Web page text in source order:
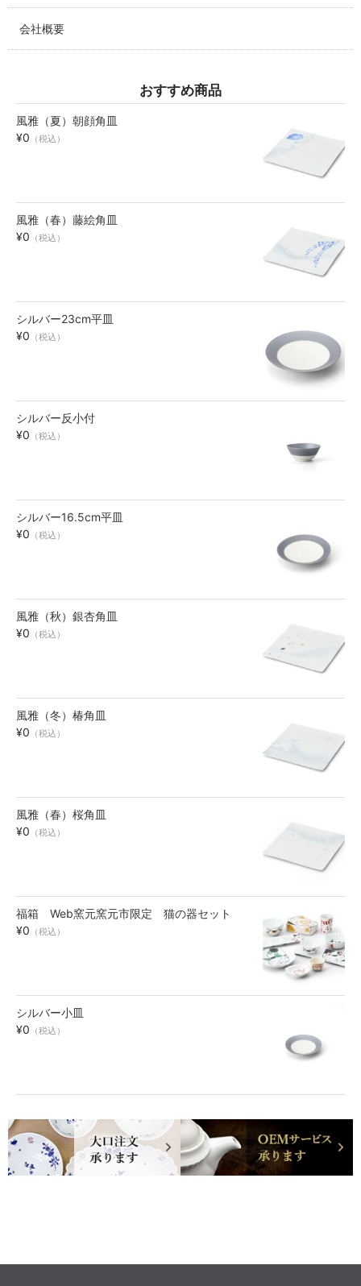
morning set
レスト・箸置き
アクセサリー
accessory
お買い物ガイド
SHOPPING GUIDE
会社概要
おすすめ商品
風雅（夏）朝顔角皿
¥0 （税込）
風雅（春）藤絵角皿
¥0 （税込）
シルバー23cm平皿
¥0 （税込）
シルバー反小付
¥0 （税込）
シルバー16.5cm平皿
¥0 （税込）
風雅（秋）銀杏角皿
¥0 （税込）
風雅（冬）椿角皿
¥0 （税込）
風雅（春）桜角皿
¥0 （税込）
福箱 Web窯元窯元市限定 猫の器セット
¥0 （税込）
シルバー小皿
¥0 （税込）